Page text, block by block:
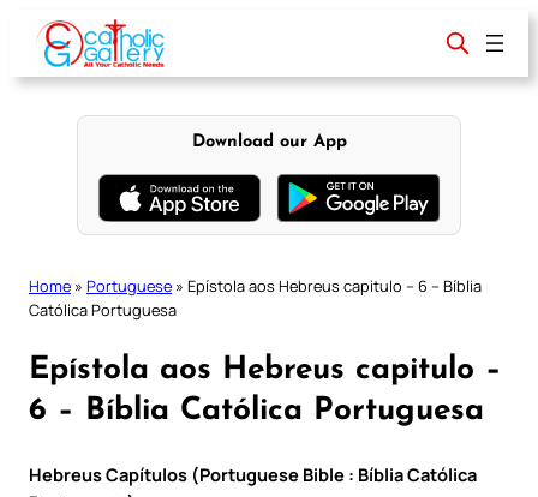
content
Download our App
Home » Portuguese » Epístola aos Hebreus capitulo – 6 – Bíblia
Católica Portuguesa
Epístola aos Hebreus capitulo –
6 – Bíblia Católica Portuguesa
Hebreus Capítulos (Portuguese Bible : Bíblia Católica